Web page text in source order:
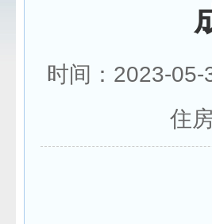
时间：2023-
住